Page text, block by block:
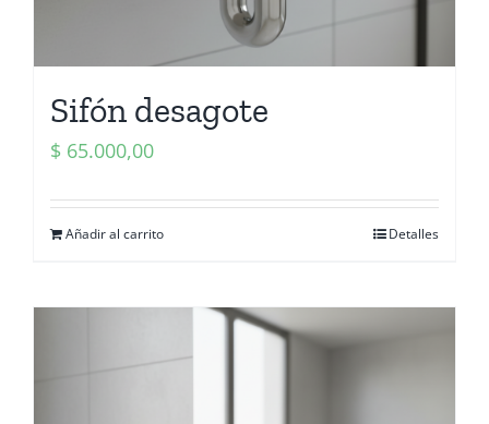
Sifón desagote
$ 65.000,00
Añadir al carrito Detalles